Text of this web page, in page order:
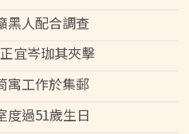
黑人配合調查
宜岑珈其夾擊
寓工作於集郵
度過51歲生日